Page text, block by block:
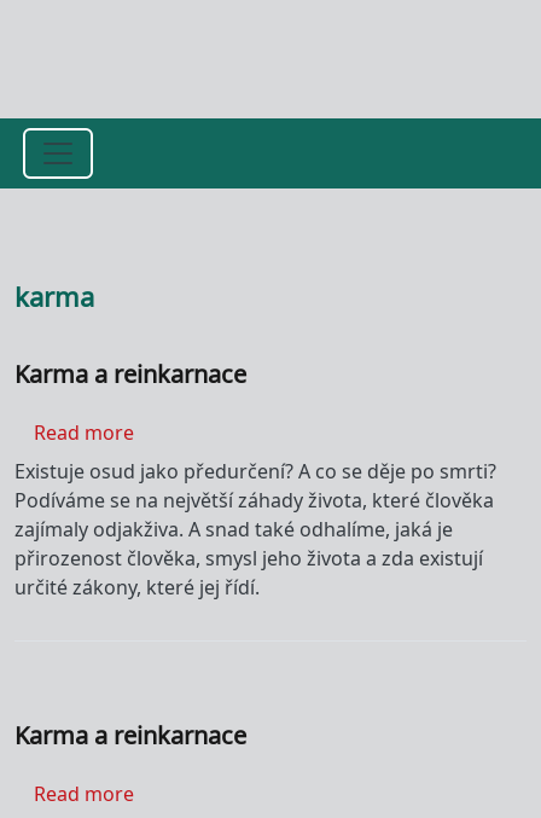
Přejít k hlavnímu obsahu
karma
Karma a reinkarnace
Read moreabout Karma a reinkarnace
Existuje osud jako předurčení? A co se děje po smrti?
Podíváme se na největší záhady života, které člověka
zajímaly odjakživa. A snad také odhalíme, jaká je
přirozenost člověka, smysl jeho života a zda existují
určité zákony, které jej řídí.
Karma a reinkarnace
Read moreabout Karma a reinkarnace